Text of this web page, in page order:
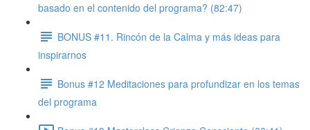
basado en el contenido del programa? (82:47)
BONUS #11. Rincón de la Calma y más ideas para
inspirarnos
Bonus #12 Meditaciones para profundizar en los temas
del programa